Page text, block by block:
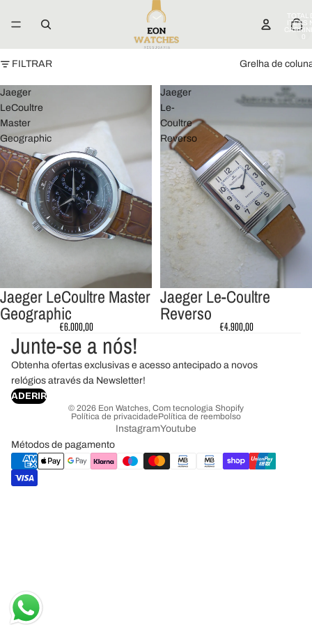
TOTAL
ITENS
0
FILTRAR Grelha de
Jaeger
LeCoultre
Master
Geographic
Jaeger LeCoultre Master
Geographic
€6.000,00
Jaeger
Le-
Coultre
Reverso
Jaeger Le-Coultre
Reverso
€4.900,00
Junte-se a nós!
Obtenha ofertas exclusivas e acesso antecipado a novos
relógios através da Newsletter!
ADERIR
© 2026 Eon Watches, Com tecnologia Shopify
Política de privacidadePolítica de reembolso
InstagramYoutube
Métodos de pagamento